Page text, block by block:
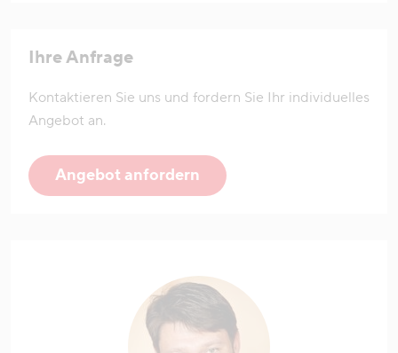
Ihre Anfrage
Kontaktieren Sie uns und fordern Sie Ihr individuelles
Angebot an.
Angebot anfordern